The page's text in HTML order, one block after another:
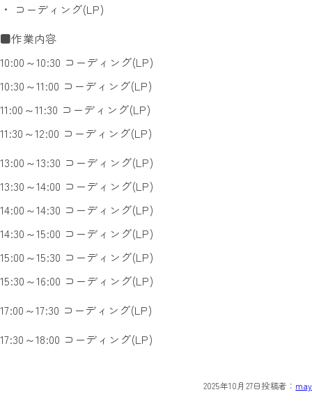
・ コーディング(LP)
■作業内容
10:00～10:30 コーディング(LP)
10:30～11:00 コーディング(LP)
11:00～11:30 コーディング(LP)
11:30～12:00 コーディング(LP)
13:00～13:30 コーディング(LP)
13:30～14:00 コーディング(LP)
14:00～14:30 コーディング(LP)
14:30～15:00 コーディング(LP)
15:00～15:30 コーディング(LP)
15:30～16:00 コーディング(LP)
17:00～17:30 コーディング(LP)
17:30～18:00 コーディング(LP)
2025年10月27日投稿者： may